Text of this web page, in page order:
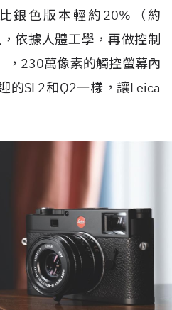
銀色版本輕約20%（約
依據人體工學，再做控制
，230萬像素的觸控螢幕內
的SL2和Q2一樣，讓Leica